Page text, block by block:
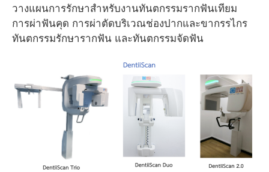
วางแผนการรักษาสำหรับงานทันตกรรมรากฟันเทียม
การผ่าฟันคุด การผ่าตัดบริเวณช่องปากและขากรรไกร
ทันตกรรมรักษารากฟัน และทันตกรรมจัดฟัน